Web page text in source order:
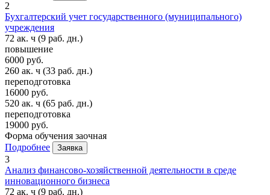
2
Бухгалтерский учет государственного (муниципального)
учреждения
72 ак. ч (9 раб. дн.)
повышение
6000 руб.
260 ак. ч (33 раб. дн.)
переподготовка
16000 руб.
520 ак. ч (65 раб. дн.)
переподготовка
19000 руб.
Форма обучения заочная
Подробнее
Заявка
3
Анализ финансово-хозяйственной деятельности в среде
инновационного бизнеса
72 ак. ч (9 раб. дн.)